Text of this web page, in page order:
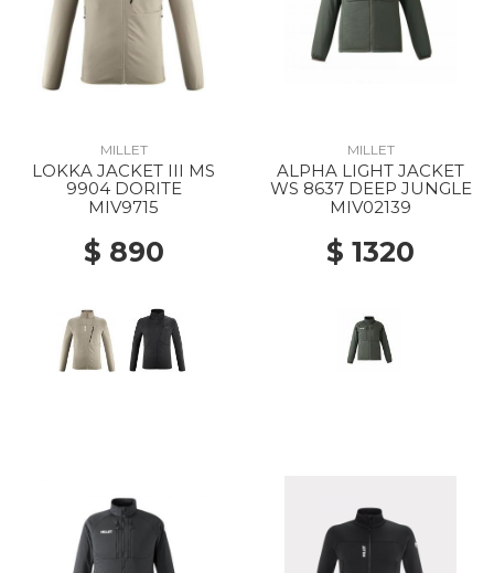
MILLET
LOKKA JACKET III MS
9904 DORITE
MIV9715
$ 890
MILLET
ALPHA LIGHT JACKET
WS 8637 DEEP JUNGLE
MIV02139
$ 1320